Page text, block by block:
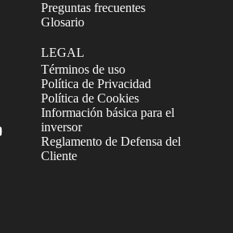
Preguntas frecuentes
Glosario
LEGAL
Términos de uso
Política de Privacidad
Política de Cookies
Información básica para el
inversor
Reglamento de Defensa del
Cliente